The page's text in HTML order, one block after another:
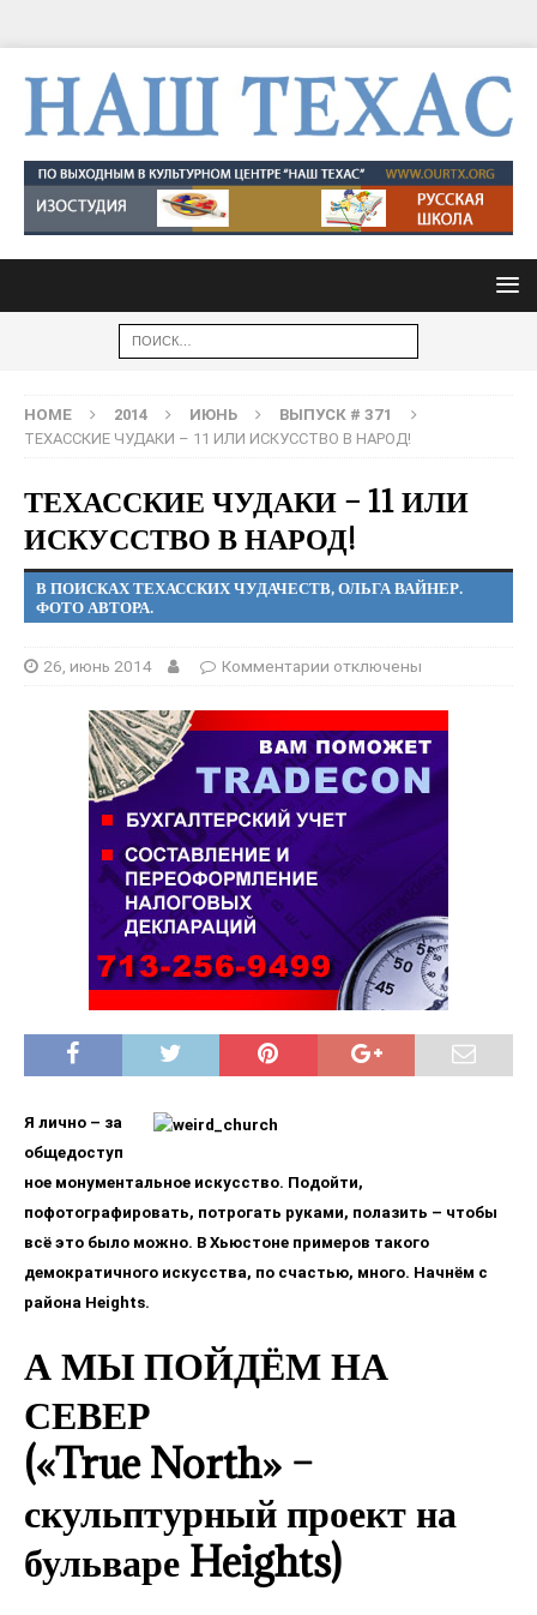
HOME 2014 ИЮНЬ
ВЫПУСК # 371
ТЕХАССКИЕ ЧУДАКИ – 11 ИЛИ ИСКУССТВО В НАРОД!
ТЕХАССКИЕ ЧУДАКИ – 11 ИЛИ
ИСКУССТВО В НАРОД!
В ПОИСКАХ ТЕХАССКИХ ЧУДАЧЕСТВ, ОЛЬГА ВАЙНЕР.
ФОТО АВТОРА.
26, июнь 2014 Комментарии отключены
Я лично – за
общедоступ
ное монументальное искусство. Подойти,
пофотографировать, потрогать руками, полазить – чтобы
всё это было можно. В Хьюстоне примеров такого
демократичного искусства, по счастью, много. Начнём с
района Heights.
А МЫ ПОЙДЁМ НА
СЕВЕР
(«True North» –
скульптурный проект на
бульваре Heights)